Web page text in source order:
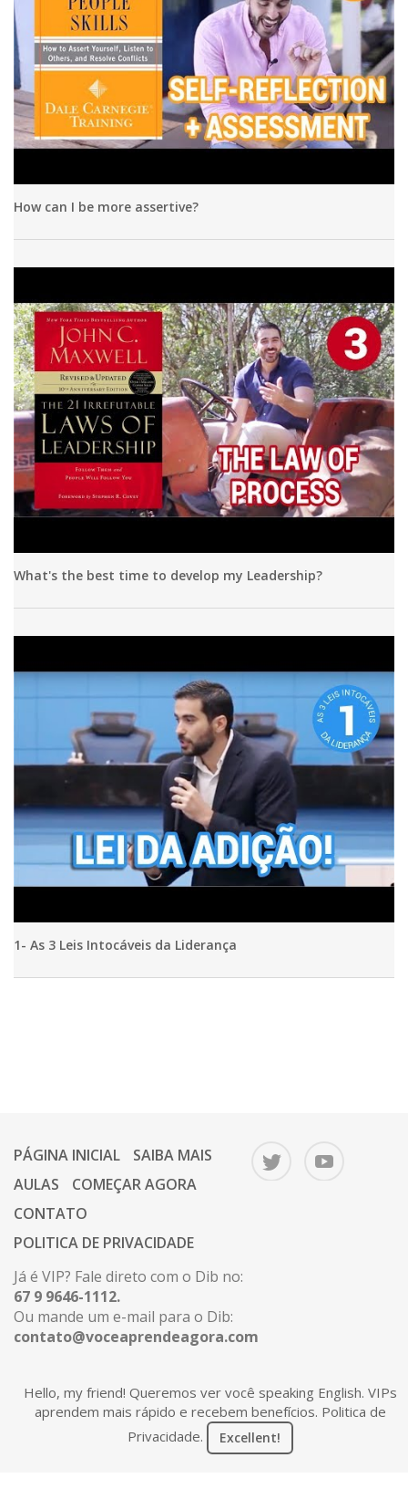
How can I be more assertive?
What's the best time to develop my Leadership?
1- As 3 Leis Intocáveis da Liderança
PÁGINA INICIAL
SAIBA MAIS
AULAS
COMEÇAR AGORA
CONTATO
POLITICA DE PRIVACIDADE
Já é VIP? Fale direto com o Dib no:
67 9 9646-1112.
Ou mande um e-mail para o Dib:
contato@voceaprendeagora.com
Copyright 2026 © Você Aprende Agora. Todos os
direitos reservados.
Hello, my friend! Queremos ver você speaking English. VIPs
aprendem mais rápido e recebem benefícios. Politica de
Privacidade. Excellent!